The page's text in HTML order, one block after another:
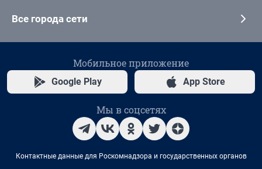
Все города сети
Мобильное приложение
Google Play App Store
Мы в соцсетях
Контактные данные для Роскомнадзора и государственных органов